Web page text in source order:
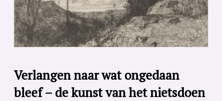
Verlangen naar wat ongedaan
bleef – de kunst van het nietsdoen